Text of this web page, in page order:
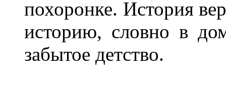
похоронке. История
историю, словно в
забытое детство.